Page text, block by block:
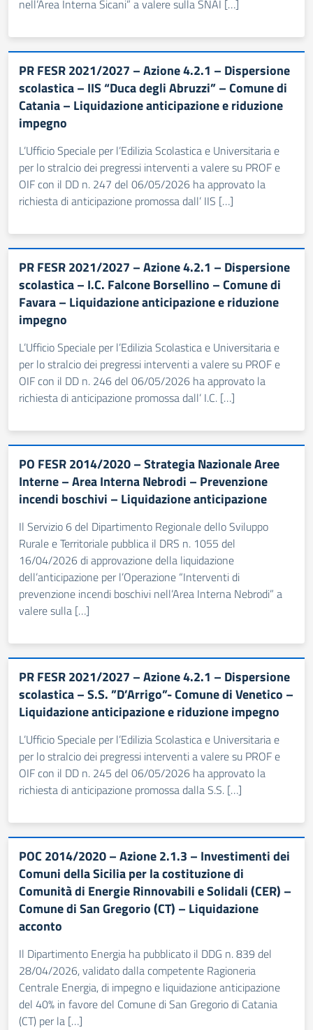
nell’Area Interna Sicani” a valere sulla SNAI […]
PR FESR 2021/2027 – Azione 4.2.1 – Dispersione
scolastica – IIS “Duca degli Abruzzi” – Comune di
Catania – Liquidazione anticipazione e riduzione
impegno
L’Ufficio Speciale per l’Edilizia Scolastica e Universitaria e
per lo stralcio dei pregressi interventi a valere su PROF e
OIF con il DD n. 247 del 06/05/2026 ha approvato la
richiesta di anticipazione promossa dall’ IIS […]
PR FESR 2021/2027 – Azione 4.2.1 – Dispersione
scolastica – I.C. Falcone Borsellino – Comune di
Favara – Liquidazione anticipazione e riduzione
impegno
L’Ufficio Speciale per l’Edilizia Scolastica e Universitaria e
per lo stralcio dei pregressi interventi a valere su PROF e
OIF con il DD n. 246 del 06/05/2026 ha approvato la
richiesta di anticipazione promossa dall’ I.C. […]
PO FESR 2014/2020 – Strategia Nazionale Aree
Interne – Area Interna Nebrodi – Prevenzione
incendi boschivi – Liquidazione anticipazione
Il Servizio 6 del Dipartimento Regionale dello Sviluppo
Rurale e Territoriale pubblica il DRS n. 1055 del
16/04/2026 di approvazione della liquidazione
dell’anticipazione per l’Operazione “Interventi di
prevenzione incendi boschivi nell’Area Interna Nebrodi” a
valere sulla […]
PR FESR 2021/2027 – Azione 4.2.1 – Dispersione
scolastica – S.S. ”D’Arrigo”- Comune di Venetico –
Liquidazione anticipazione e riduzione impegno
L’Ufficio Speciale per l’Edilizia Scolastica e Universitaria e
per lo stralcio dei pregressi interventi a valere su PROF e
OIF con il DD n. 245 del 06/05/2026 ha approvato la
richiesta di anticipazione promossa dalla S.S. […]
POC 2014/2020 – Azione 2.1.3 – Investimenti dei
Comuni della Sicilia per la costituzione di
Comunità di Energie Rinnovabili e Solidali (CER) –
Comune di San Gregorio (CT) – Liquidazione
acconto
Il Dipartimento Energia ha pubblicato il DDG n. 839 del
28/04/2026, validato dalla competente Ragioneria
Centrale Energia, di impegno e liquidazione anticipazione
del 40% in favore del Comune di San Gregorio di Catania
(CT) per la […]